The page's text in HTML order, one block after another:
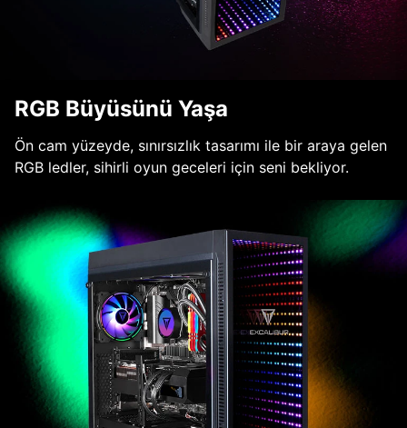
RGB Büyüsünü Yaşa
Ön cam yüzeyde, sınırsızlık tasarımı ile bir araya gelen
RGB ledler, sihirli oyun geceleri için seni bekliyor.